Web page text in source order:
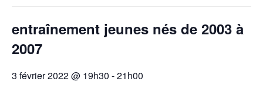
entraînement jeunes nés de 2003 à
2007
3 février 2022 @ 19h30 -21h00